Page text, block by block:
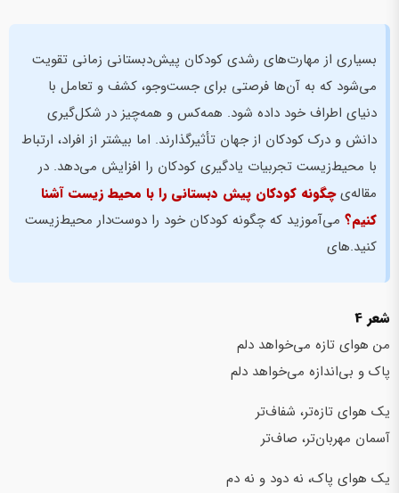
بسیاری از مهارت‌های رشدی کودکان پیش‌دبستانی زمانی تقویت
می‌شود که به آن‌ها فرصتی برای جست‌و‌جو، کشف و تعامل با
دنیای اطراف خود داده ‌شود. همه‌کس و همه‌چیز در شکل‌گیری
دانش و درک کودکان از جهان تأثیرگذارند. اما بیشتر از افراد، ارتباط
با محیط‌زیست تجربیات یادگیری کودکان را افزایش می‌دهد. در
مقاله‌یچگونه کودکان پیش دبستانی را با محیط‌ زیست آشنا
کنیم؟ می‌آموزید که چگونه کودکان خود را دوست‌دار محیط‌زیست
کنید.های
شعر 4
من هوای تازه می‌خواهد دلم
پاک و بی‌اندازه می‌خواهد دلم
یک هوای تازه‌تر، شفاف‌تر
آسمان مهربان‌تر، صاف‌تر
یک هوای پاک، نه دود و نه دم